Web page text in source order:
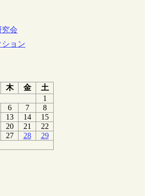
究会
ョン
木 金
土
1
6 7
8
13 14
15
20 21
22
27 28
29